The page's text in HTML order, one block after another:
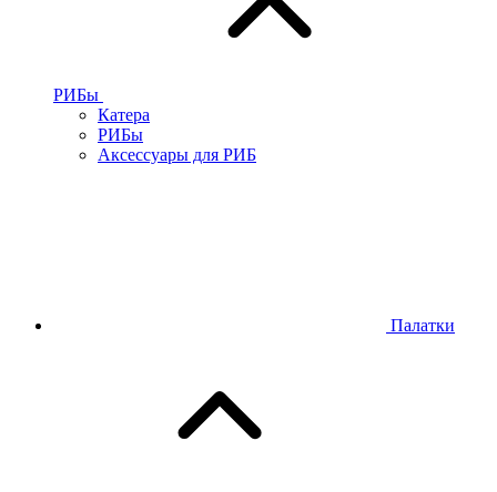
РИБы
Катера
РИБы
Аксессуары для РИБ
Палатки